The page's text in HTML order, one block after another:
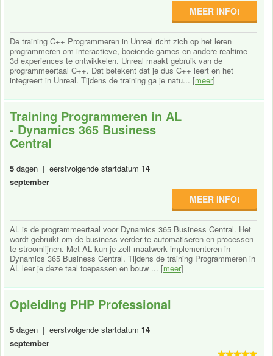
MEER INFO!
De training C++ Programmeren in Unreal richt zich op het leren
programmeren om interactieve, boeiende games en andere realtime
3d experiences te ontwikkelen. Unreal maakt gebruik van de
programmeertaal C++. Dat betekent dat je dus C++ leert en het
integreert in Unreal. Tijdens de training ga je natu... [meer]
Training Programmeren in AL
- Dynamics 365 Business
Central
5 dagen | eerstvolgende startdatum 14
september
MEER INFO!
AL is de programmeertaal voor Dynamics 365 Business Central. Het
wordt gebruikt om de business verder te automatiseren en processen
te stroomlijnen. Met AL kun je zelf maatwerk implementeren in
Dynamics 365 Business Central. Tijdens de training Programmeren in
AL leer je deze taal toepassen en bouw ... [meer]
Opleiding PHP Professional
5 dagen | eerstvolgende startdatum 14
september